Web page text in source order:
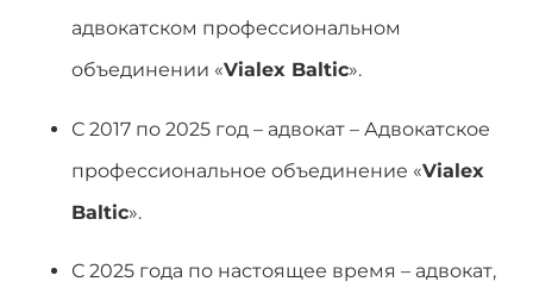
адвокатском профессиональном
объединении «Vialex Baltic».
С 2017 по 2025 год – адвокат – Адвокатское
профессиональное объединение «Vialex
Baltic».
С 2025 года по настоящее время – адвокат,